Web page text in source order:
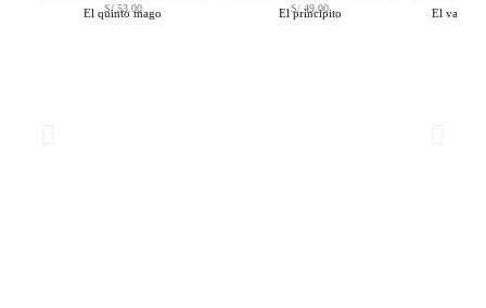
El quinto mago
S/53.00 El principito
S/ 49.00 El